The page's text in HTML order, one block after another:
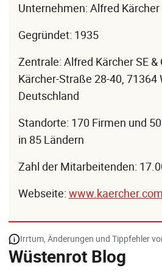
Unternehmen: Alfred Kärcher
Gegründet: 1935
Zentrale: Alfred Kärcher SE &
Kärcher-Straße 28-40, 71364
Deutschland
Standorte: 170 Firmen und
in 85 Ländern
Zahl der Mitarbeitenden:
Webseite: www.kaercher.com
Irrtum, Änderungen und Tippfehler
Wüstenrot Blog